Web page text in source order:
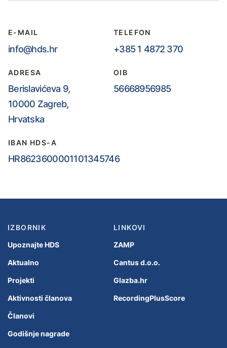
E-MAIL
info@hds.hr
TELEFON
+385 1 4872 370
ADRESA
Berislavićeva 9,
10000 Zagreb,
Hrvatska
OIB
56668956985
IBAN HDS-A
HR8623600001101345746
IZBORNIK
Upoznajte HDS
Aktualno
Projekti
Aktivnosti članova
Članovi
Godišnje nagrade
LINKOVI
ZAMP
Cantus d.o.o.
Glazba.hr
RecordingPlusScore